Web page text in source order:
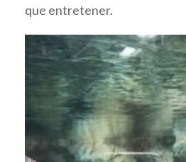
que entretener.